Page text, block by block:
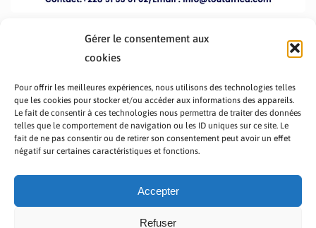
Gérer le consentement aux
cookies
Pour offrir les meilleures expériences, nous utilisons des technologies telles
que les cookies pour stocker et/ou accéder aux informations des appareils.
Le fait de consentir à ces technologies nous permettra de traiter des données
telles que le comportement de navigation ou les ID uniques sur ce site. Le
fait de ne pas consentir ou de retirer son consentement peut avoir un effet
négatif sur certaines caractéristiques et fonctions.
Accepter
Refuser
PRÉSENTATION TOUTAFRICA
A PROPOS